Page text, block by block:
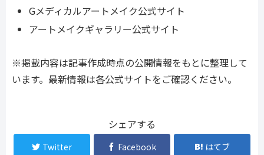
Gメディカルアートメイク公式サイト
アートメイクギャラリー公式サイト
※掲載内容は記事作成時点の公開情報をもとに整理して
います。最新情報は各公式サイトをご確認ください。
シェアする
Twitter Facebook はてブ